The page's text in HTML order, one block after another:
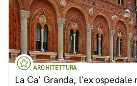
ARCHITETTURA
La Ca' Granda, l'ex ospedale